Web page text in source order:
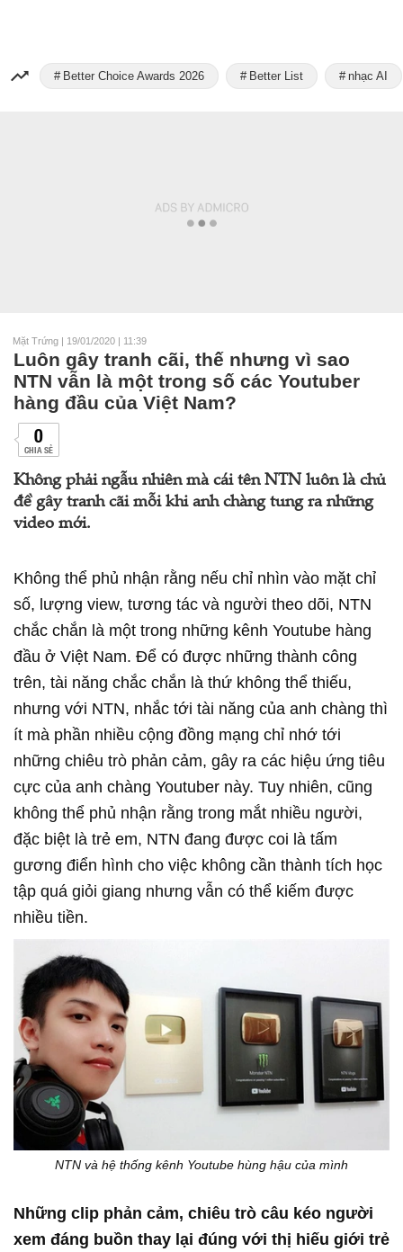
Better Choice Awards 2026 Better List nhạc AI
Mặt Trứng | 19/01/2020 | 11:39
Luôn gây tranh cãi, thế nhưng vì sao
NTN vẫn là một trong số các Youtuber
hàng đầu của Việt Nam?
0
CHIA SẺ
Không phải ngẫu nhiên mà cái tên NTN luôn là chủ
đề gây tranh cãi mỗi khi anh chàng tung ra những
video mới.
Không thể phủ nhận rằng nếu chỉ nhìn vào mặt chỉ
số, lượng view, tương tác và người theo dõi, NTN
chắc chắn là một trong những kênh Youtube hàng
đầu ở Việt Nam. Để có được những thành công
trên, tài năng chắc chắn là thứ không thể thiếu,
nhưng với NTN, nhắc tới tài năng của anh chàng thì
ít mà phần nhiều cộng đồng mạng chỉ nhớ tới
những chiêu trò phản cảm, gây ra các hiệu ứng tiêu
cực của anh chàng Youtuber này. Tuy nhiên, cũng
không thể phủ nhận rằng trong mắt nhiều người,
đặc biệt là trẻ em, NTN đang được coi là tấm
gương điển hình cho việc không cần thành tích học
tập quá giỏi giang nhưng vẫn có thể kiếm được
nhiều tiền.
NTN và hệ thống kênh Youtube hùng hậu của mình
Những clip phản cảm, chiêu trò câu kéo người
xem đáng buồn thay lại đúng với thị hiếu giới trẻ